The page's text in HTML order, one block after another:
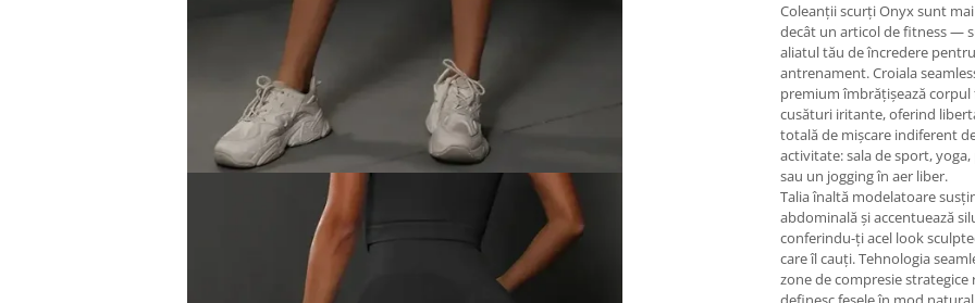
Coleanții scurți Onyx sunt
decât un articol de fitness —
aliatul tău de încredere
antrenament. Croiala
premium îmbrățișează corpul
cusături iritante, oferind
totală de mișcare indiferent
activitate: sala de sport, yoga,
sau un jogging în aer liber.
Talia înaltă modelatoare
abdominală și accentuează
conferindu-ți acel look
care îl cauți. Tehnologia
zone de compresie strategice